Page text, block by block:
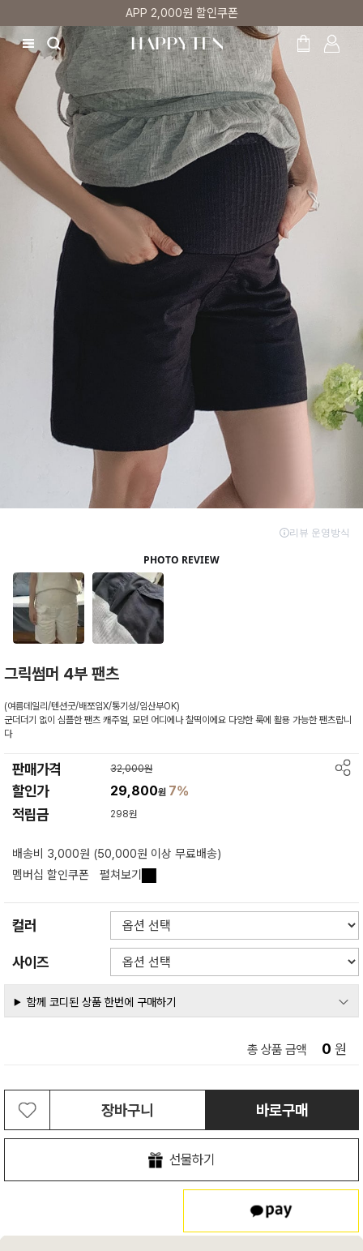
APP 2,000원 할인쿠폰
그릭썸머 4부 팬츠
(여름데일리/텐션굿/배쪼임X/통기성/임산부OK)
군더더기 없이 심플한 팬츠 캐주얼, 모던 어디에나 찰떡이에요 다양한 룩에 활용 가능한 팬츠랍니
다
판매가격 32,000원
할인가 29,800원 7%
적립금 298원
배송비 3,000원 (50,000원 이상 무료배송)
멤버십 할인쿠폰
펼쳐보기
컬러
사이즈
함께 코디된 상품 한번에 구매하기
총 상품 금액 0 원
장바구니 바로구매
선물하기